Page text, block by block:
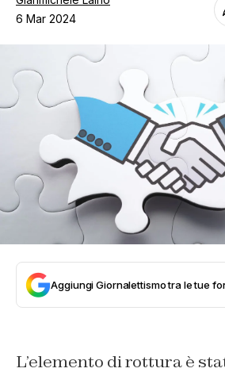
6 Mar 2024
Aggiungi Giornalettismo tra le tue
L’elemento di rottura è